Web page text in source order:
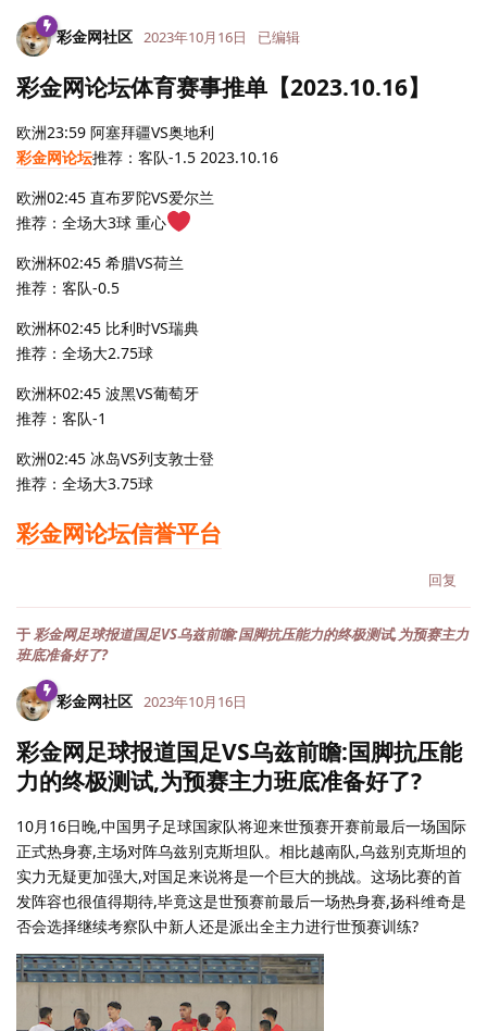
彩金网社区 2023年10月16日 已编辑
彩金网论坛体育赛事推单【2023.10.16】
欧洲23:59 阿塞拜疆VS奥地利
彩金网论坛推荐：客队-1.5 2023.10.16
欧洲02:45 直布罗陀VS爱尔兰
推荐：全场大3球 重心
欧洲杯02:45 希腊VS荷兰
推荐：客队-0.5
欧洲杯02:45 比利时VS瑞典
推荐：全场大2.75球
欧洲杯02:45 波黑VS葡萄牙
推荐：客队-1
欧洲02:45 冰岛VS列支敦士登
推荐：全场大3.75球
彩金网论坛信誉平台
回复
于 彩金网足球报道国足VS乌兹前瞻:国脚抗压能力的终极测试,为预赛主力
班底准备好了?
彩金网社区 2023年10月16日
彩金网足球报道国足VS乌兹前瞻:国脚抗压能
力的终极测试,为预赛主力班底准备好了?
10月16日晚,中国男子足球国家队将迎来世预赛开赛前最后一场国际
正式热身赛,主场对阵乌兹别克斯坦队。相比越南队,乌兹别克斯坦的
实力无疑更加强大,对国足来说将是一个巨大的挑战。这场比赛的首
发阵容也很值得期待,毕竟这是世预赛前最后一场热身赛,扬科维奇是
否会选择继续考察队中新人还是派出全主力进行世预赛训练?